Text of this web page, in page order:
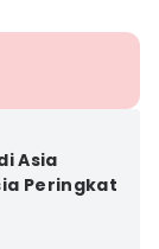
Asia
Peringkat